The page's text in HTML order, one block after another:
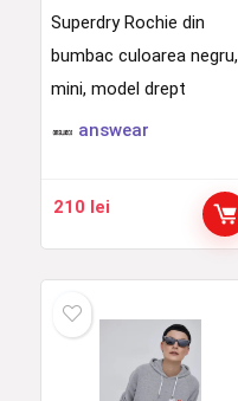
Superdry Rochie din
bumbac culoarea negru,
mini, model drept
answear
210 lei